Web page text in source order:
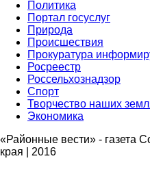
Политика
Портал госуслуг
Природа
Происшествия
Прокуратура
Росреестр
Россельхознадзор
Спорт
Творчество наших
Экономика
«Районные вести» - газета
края | 2016